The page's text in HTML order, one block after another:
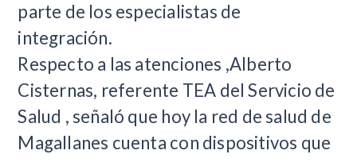
parte de los especialistas de
integración.
Respecto a las atenciones ,Alberto
Cisternas, referente TEA del Servicio de
Salud , señaló que hoy la red de salud de
Magallanes cuenta con dispositivos que